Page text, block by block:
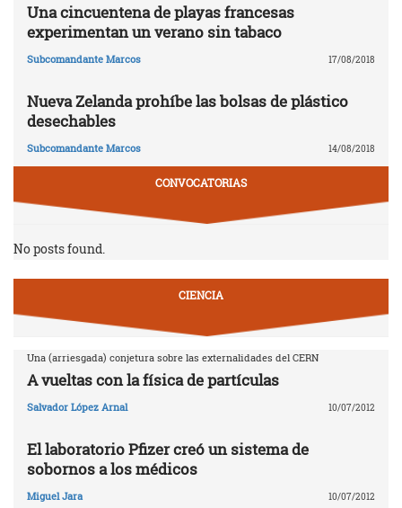
Una cincuentena de playas francesas
experimentan un verano sin tabaco
Subcomandante Marcos 17/08/2018
Nueva Zelanda prohíbe las bolsas de plástico
desechables
Subcomandante Marcos 14/08/2018
CONVOCATORIAS
No posts found.
CIENCIA
Una (arriesgada) conjetura sobre las externalidades del CERN
A vueltas con la física de partículas
Salvador López Arnal 10/07/2012
El laboratorio Pfizer creó un sistema de
sobornos a los médicos
Miguel Jara 10/07/2012